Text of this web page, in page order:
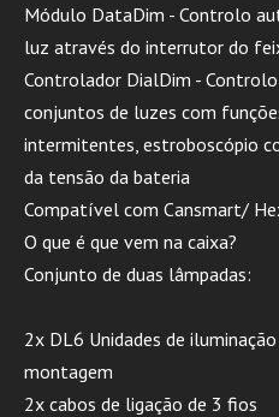
Módulo DataDim - Controlo
luz através do interrutor do
Controlador DialDim -
conjuntos de luzes com
intermitentes, estroboscópio
da tensão da bateria
Compatível com Cansmart/
O que é que vem na caixa?
Conjunto de duas lâmpadas:
2x DL6 Unidades de
montagem
2x cabos de ligação de 3 fios